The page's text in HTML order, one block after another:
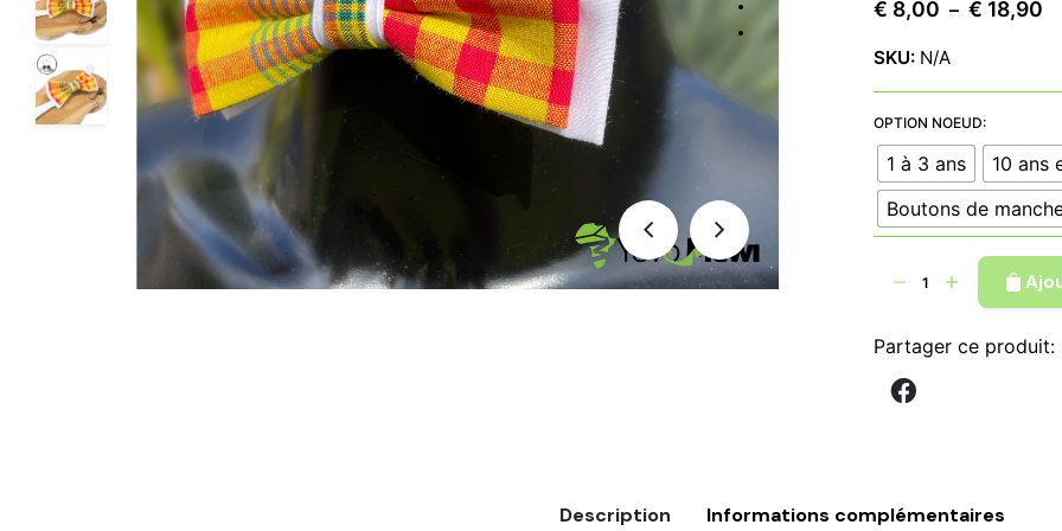
€ 8,00 – € 18,90
€
€
SKU: N/A
OPTION NOEUD:
1 à 3 ans 10 ans
Boutons de
Papillon
tissu
orange,
Partager ce produit:
Description Informations complémentaires